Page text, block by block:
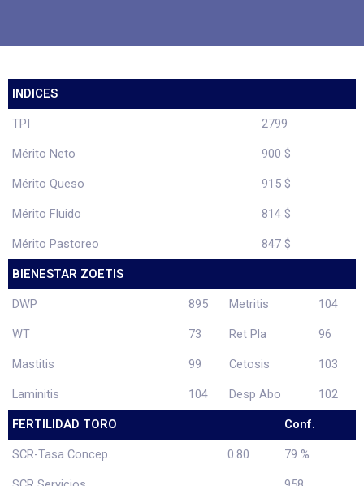
INDICES
TPI 2799
Mérito Neto 900 $
Mérito Queso 915 $
Mérito Fluido 814 $
Mérito Pastoreo 847 $
BIENESTAR ZOETIS
DWP 895 Metritis 104
WT 73 Ret Pla 96
Mastitis 99 Cetosis 103
Laminitis 104 Desp Abo 102
FERTILIDAD TORO Conf.
SCR-Tasa Concep. 0.80 79 %